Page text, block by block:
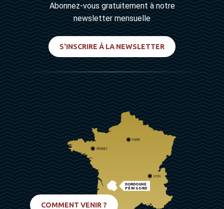
Abonnez-vous gratuitement à notre
newsletter mensuelle
S'INSCRIRE À LA NEWSLETTER
DORDOGNE
PÉRIGORD
PARIS
RENNES
LYON
COMMENT VENIR ?